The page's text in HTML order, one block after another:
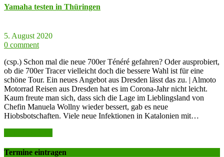
Yamaha testen in Thüringen
5. August 2020
0 comment
(csp.) Schon mal die neue 700er Ténéré gefahren? Oder ausprobiert,
ob die 700er Tracer vielleicht doch die bessere Wahl ist für eine
schöne Tour. Ein neues Angebot aus Dresden lässt das zu. | Almoto
Motorrad Reisen aus Dresden hat es im Corona-Jahr nicht leicht.
Kaum freute man sich, dass sich die Lage im Lieblingsland von
Chefin Manuela Wollny wieder bessert, gab es neue
Hiobsbotschaften. Viele neue Infektionen in Katalonien mit…
Termine eintragen